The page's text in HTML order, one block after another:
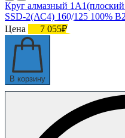
Круг алмазный
SSD-2(АС4) 160/125 100%
Цена
7 055₽
В корзину